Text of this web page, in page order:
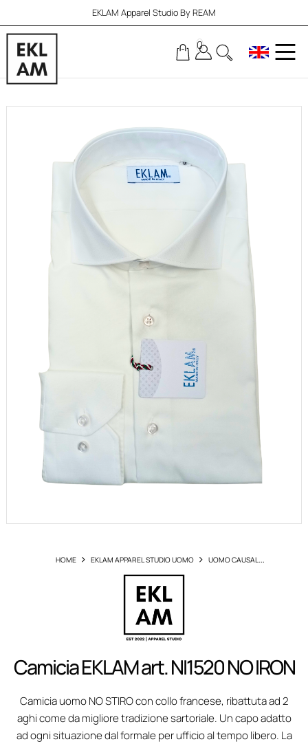
EKLAM Apparel Studio By REAM
0
HOME EKLAM APPAREL STUDIO UOMO
UOMO CAUSAL
CAMICIA EKLAM ART NI1520 NO IRON
Camicia EKLAM art. NI1520 NO IRON
Camicia uomo NO STIRO con collo francese, ribattuta ad 2
aghi come da migliore tradizione sartoriale. Un capo adatto
ad ogni situazione dal formale per ufficio al tempo libero. La